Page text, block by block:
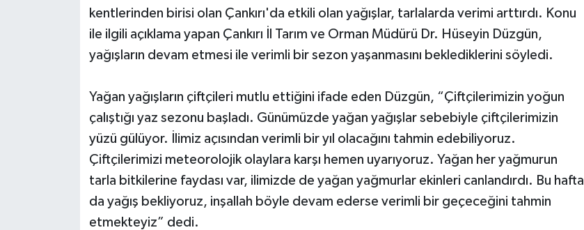
kentlerinden birisi olan Çankırı'da etkili olan yağışlar, tarlalarda verimi arttırdı. Konu
ile ilgili açıklama yapan Çankırı İl Tarım ve Orman Müdürü Dr. Hüseyin Düzgün,
yağışların devam etmesi ile verimli bir sezon yaşanmasını beklediklerini söyledi.
Yağan yağışların çiftçileri mutlu ettiğini ifade eden Düzgün, “Çiftçilerimizin yoğun
çalıştığı yaz sezonu başladı. Günümüzde yağan yağışlar sebebiyle çiftçilerimizin
yüzü gülüyor. İlimiz açısından verimli bir yıl olacağını tahmin edebiliyoruz.
Çiftçilerimizi meteorolojik olaylara karşı hemen uyarıyoruz. Yağan her yağmurun
tarla bitkilerine faydası var, ilimizde de yağan yağmurlar ekinleri canlandırdı. Bu hafta
da yağış bekliyoruz, inşallah böyle devam ederse verimli bir geçeceğini tahmin
etmekteyiz” dedi.